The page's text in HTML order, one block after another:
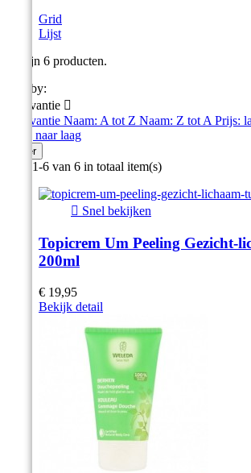
Grid
Lijst
Er zijn 6 producten.
Sort by:
Relevantie 
Relevantie Naam: A tot Z Naam: Z tot A Prijs:
hoog naar laag
Filter
Item 1-6 van 6 in totaal item(s)
 Snel bekijken
Topicrem Um Peeling Gezicht-
200ml
€ 19,95
Bekijk detail